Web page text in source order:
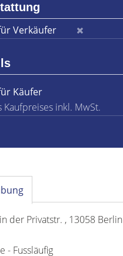
Verkäufer
Käufer
Kaufpreises inkl. MwSt.
der Privatstr. , 13058 Berlin
- Fussläufig